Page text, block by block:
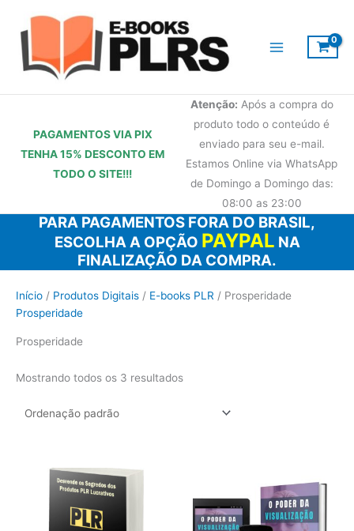
conteúdo
PAGAMENTOS VIA PIX
TENHA 15% DESCONTO EM
TODO O SITE!!!
Atenção: Após a compra do
produto todo o conteúdo é
enviado para seu e-mail.
Estamos Online via WhatsApp
de Domingo a Domingo das:
08:00 as 23:00
PARA PAGAMENTOS FORA DO BRASIL,
ESCOLHA A OPÇÃO PAYPAL NA
FINALIZAÇÃO DA COMPRA.
Início / Produtos Digitais / E-books PLR / Prosperidade
Prosperidade
Prosperidade
Mostrando todos os 3 resultados